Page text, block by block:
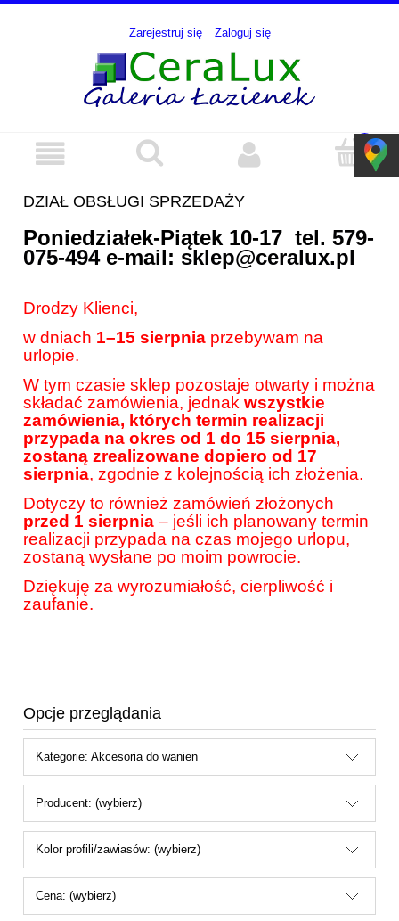
Zarejestruj się Zaloguj się
DZIAŁ OBSŁUGI SPRZEDAŻY
Poniedziałek-Piątek 10-17 tel. 579-
075-494e-mail: sklep@ceralux.pl
Drodzy Klienci,
w dniach 1–15 sierpnia przebywam na
urlopie.
W tym czasie sklep pozostaje otwarty i można
składać zamówienia, jednak wszystkie
zamówienia, których termin realizacji
przypada na okres od 1 do 15 sierpnia,
zostaną zrealizowane dopiero od 17
sierpnia, zgodnie z kolejnością ich złożenia.
Dotyczy to również zamówień złożonych
przed 1 sierpnia – jeśli ich planowany termin
realizacji przypada na czas mojego urlopu,
zostaną wysłane po moim powrocie.
Dziękuję za wyrozumiałość, cierpliwość i
zaufanie.
Opcje przeglądania
Kategorie: Akcesoria do wanien
Producent: (wybierz)
Kolor profili/zawiasów: (wybierz)
Cena: (wybierz)